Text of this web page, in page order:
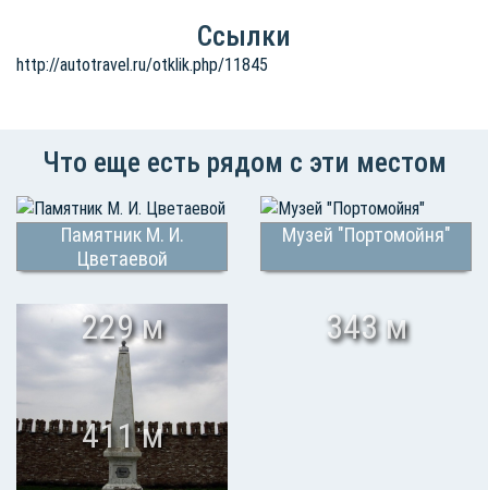
Ссылки
http://autotravel.ru/otklik.php/11845
Что еще есть рядом с эти местом
Памятник М. И.
Цветаевой
229 м
Музей "Портомойня"
343 м
411 м